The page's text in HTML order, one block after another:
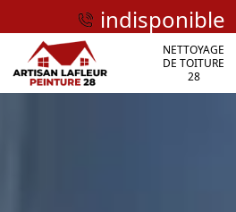
indisponible
NETTOYAGE
DE TOITURE
28